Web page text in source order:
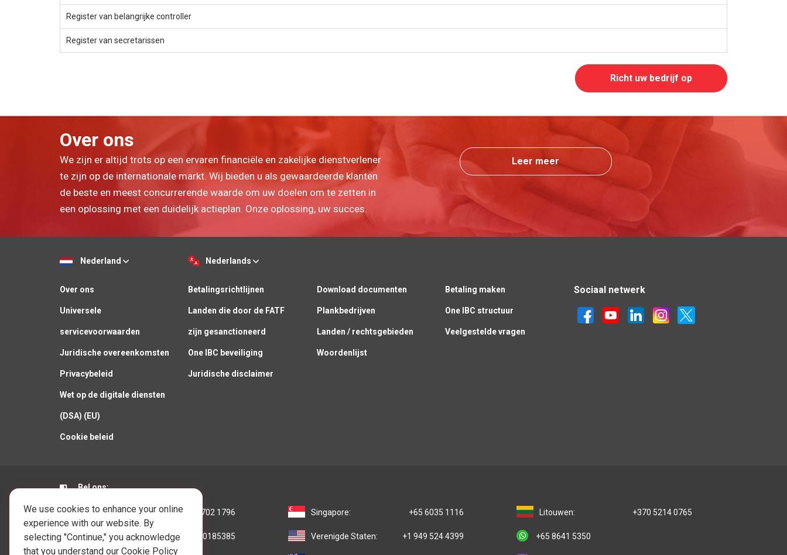
Register van belangrijke controller
Register van secretarissen
Richt uw bedrijf op
Over ons
We zijn er altijd trots op een ervaren financiële en zakelijke dienstverlener
te zijn op de internationale markt. Wij bieden u als gewaardeerde klanten
de beste en meest concurrerende waarde om uw doelen om te zetten in
een oplossing met een duidelijk actieplan. Onze oplossing, uw succes.
Leer meer
Nederland Nederlands
Over ons
Universele
servicevoorwaarden
Juridische overeenkomsten
Privacybeleid
Wet op de digitale diensten
(DSA) (EU)
Cookie beleid
Betalingsrichtlijnen
Landen die door de FATF
zijn gesanctioneerd
One IBC beveiliging
Juridische disclaimer
Download documenten
Plankbedrijven
Landen / rechtsgebieden
Woordenlijst
Betaling maken
One IBC structuur
Veelgestelde vragen
Sociaal netwerk
We use cookies to enhance your online
experience with our website. By
selecting "Continue," you acknowledge
that you understand our Cookie Policy
Bel ons:
Hongkong: +852 3702 1796
Australië: +61390185385
Singapore: +65 6035 1116
Verenigde Staten: +1 949 524 4399
Litouwen: +370 5214 0765
+65 8641 5350